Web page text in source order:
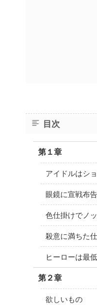
目次
第１章
アイドルはシ
眼鏡に宣戦布告
色仕掛けでノ
殺意に満ちた
ヒーローは最
第２章
欲しいもの